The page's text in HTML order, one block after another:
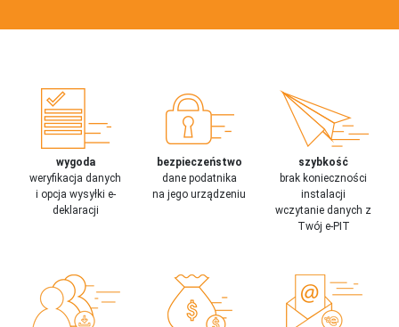
wygoda
weryfikacja danych
i opcja wysyłki e-
deklaracji
bezpieczeństwo
dane podatnika
na jego urządzeniu
szybkość
brak konieczności
instalacji
wczytanie danych z
Twój e-PIT